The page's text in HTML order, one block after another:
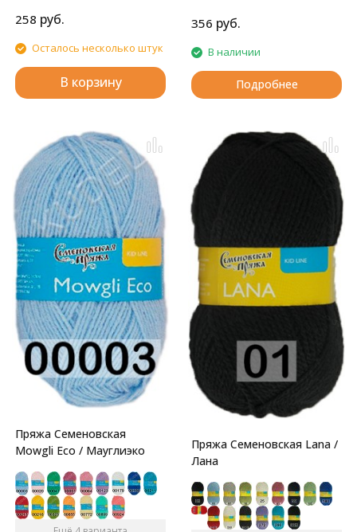
258 руб.
Осталось несколько штук
В корзину
356 руб.
В наличии
Подробнее
Пряжа Семеновская
Mowgli Eco / Мауглиэко
Пряжа Семеновская Lana /
Лана